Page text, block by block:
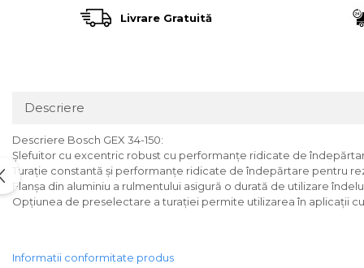
Încărcătoare
Polizoare de Banc
Polizoare Drepte
Suflante
Șlefuitoare
Livrare Gratuită
Descriere
Descriere Bosch GEX 34-150:
Şlefuitor cu excentric robust cu performanţe ridicate de
Turaţie constantă şi performanţe ridicate de îndepărtare pentru
Flanşa din aluminiu a rulmentului asigură o durată de utilizare
Opţiunea de preselectare a turaţiei permite utilizarea în aplicaţii
Informatii conformitate produs